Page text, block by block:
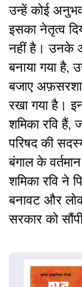
उन्हें कोई
इसका नेतृत्व
नहीं है। उनके
बनाया गया है,
बजाए
रखा गया है।
शमिका रवि हैं,
परिषद की
बंगाल के
शमिका रवि ने
बनावट और
सरकार को